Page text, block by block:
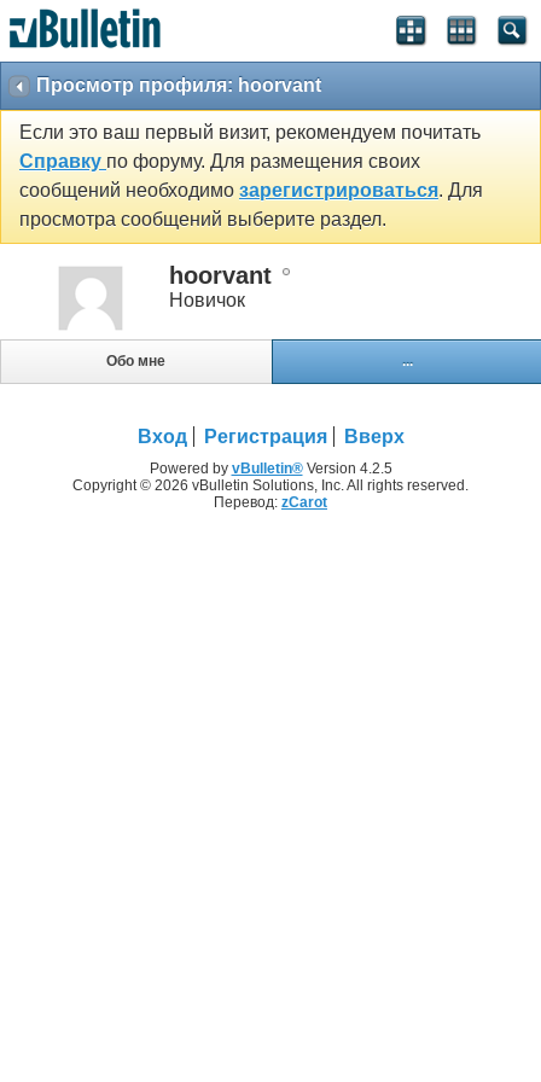
Просмотр профиля: hoorvant
Если это ваш первый визит, рекомендуем почитать
Справку по форуму. Для размещения своих
сообщений необходимо зарегистрироваться. Для
просмотра сообщений выберите раздел.
hoorvant
Новичок
Обо мне ...
Вход Регистрация Вверх
Powered by vBulletin®Version 4.2.5
Copyright © 2026 vBulletin Solutions, Inc. All rights reserved.
Перевод: zCarot